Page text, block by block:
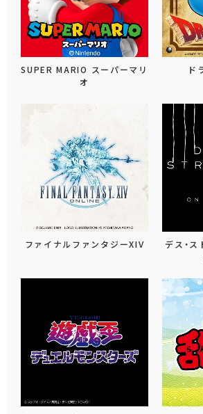
SUPER MARIO スーパーマリ
オ
ド
ファイナルファンタジーXIV
デス・